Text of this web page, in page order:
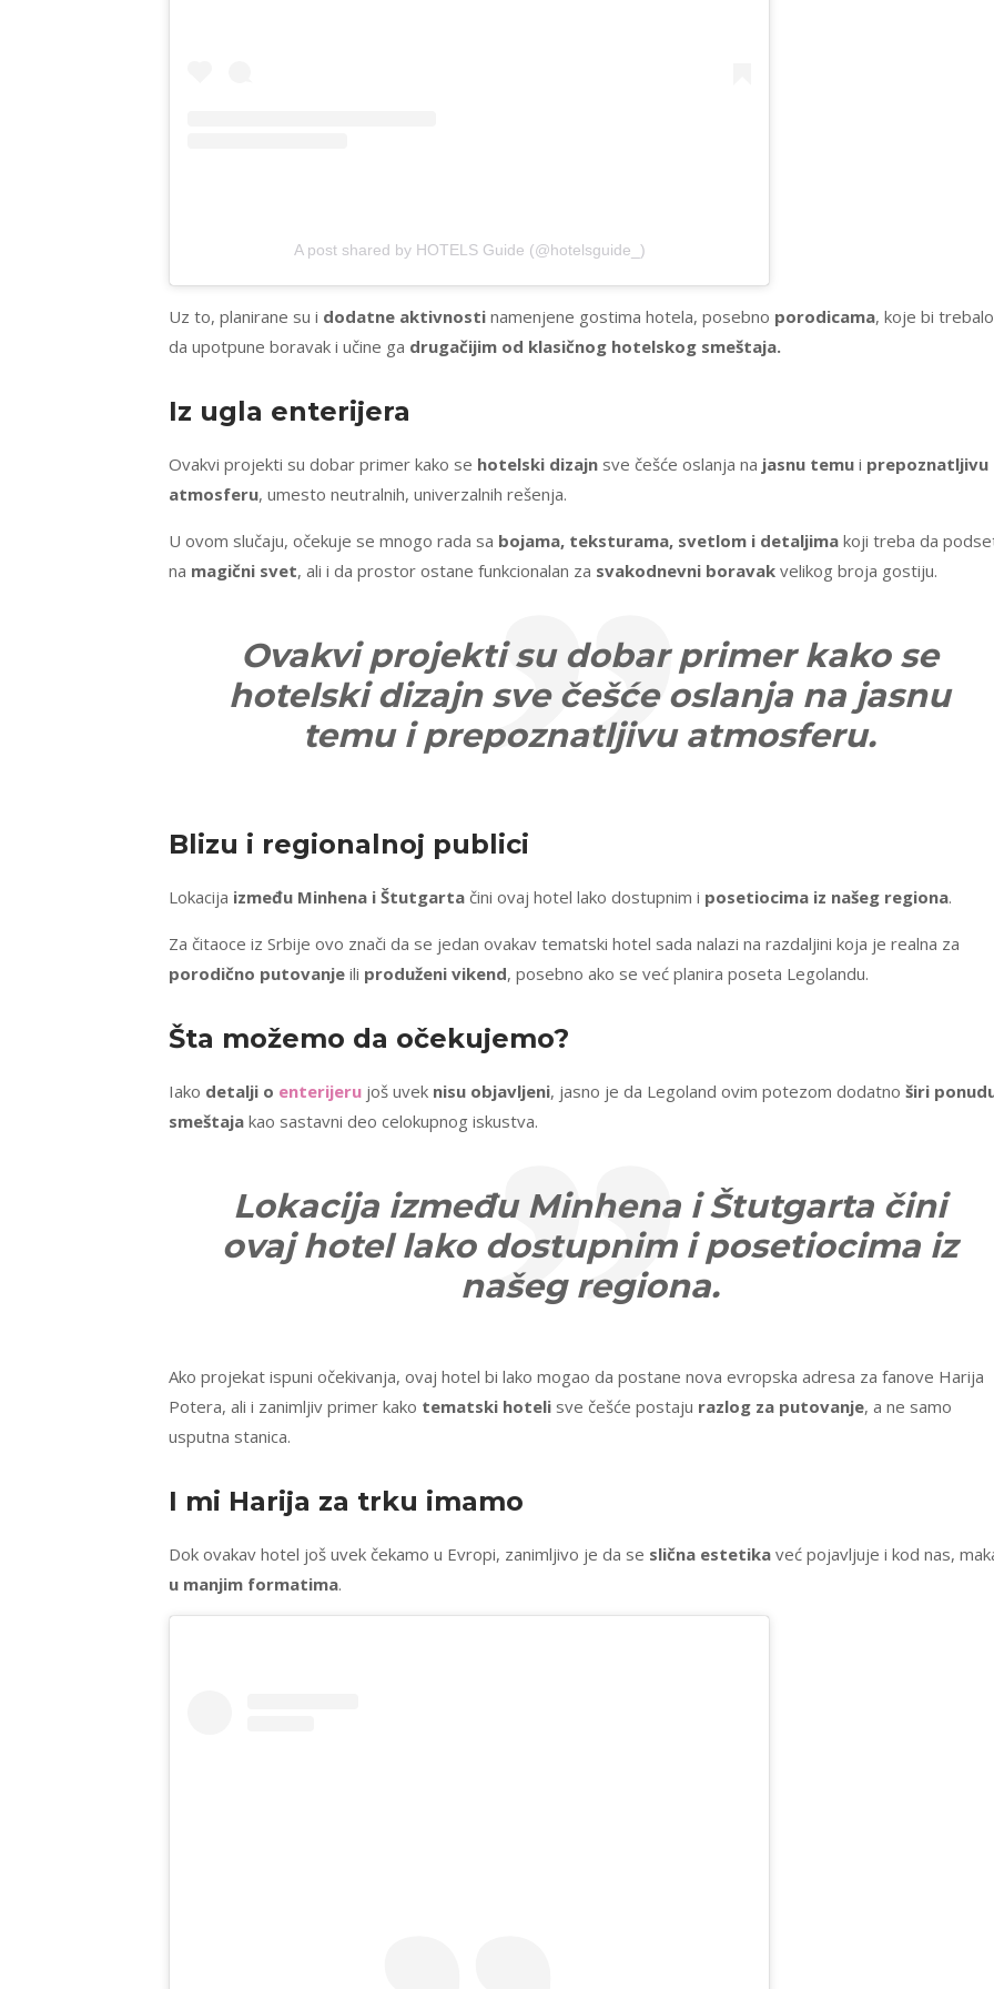
A post shared by HOTELS Guide (@hotelsguide_)
Uz to, planirane su i dodatne aktivnosti namenjene gostima hotela, posebno porodicama, koje bi trebalo
da upotpune boravak i učine ga drugačijim od klasičnog hotelskog smeštaja.
Iz ugla enterijera
Ovakvi projekti su dobar primer kako se hotelski dizajn sve češće oslanja na jasnu temu i prepoznatljivu
atmosferu, umesto neutralnih, univerzalnih rešenja.
U ovom slučaju, očekuje se mnogo rada sa bojama, teksturama, svetlom i detaljima koji treba da
na magični svet, ali i da prostor ostane funkcionalan za svakodnevni boravak velikog broja gostiju.
Ovakvi projekti su dobar primer kako se
hotelski dizajn sve češće oslanja na jasnu
temu i prepoznatljivu atmosferu.
Blizu i regionalnoj publici
Lokacija između Minhena i Štutgarta čini ovaj hotel lako dostupnim i posetiocima iz našeg regiona.
Za čitaoce iz Srbije ovo znači da se jedan ovakav tematski hotel sada nalazi na razdaljini koja je realna za
porodično putovanje ili produženi vikend, posebno ako se već planira poseta Legolandu.
Šta možemo da očekujemo?
Iako detalji o enterijeru još uvek nisu objavljeni, jasno je da Legoland ovim potezom dodatno širi
smeštaja kao sastavni deo celokupnog iskustva.
Lokacija između Minhena i Štutgarta čini
ovaj hotel lako dostupnim i posetiocima iz
našeg regiona.
Ako projekat ispuni očekivanja, ovaj hotel bi lako mogao da postane nova evropska adresa za fanove Harija
Potera, ali i zanimljiv primer kako tematski hoteli sve češće postaju razlog za putovanje, a ne samo
usputna stanica.
I mi Harija za trku imamo
Dok ovakav hotel još uvek čekamo u Evropi, zanimljivo je da se slična estetika već pojavljuje i kod nas,
u manjim formatima.